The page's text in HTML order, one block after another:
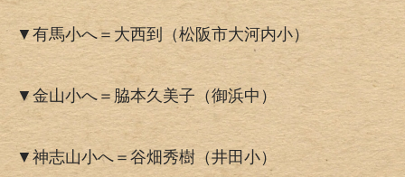
▼有馬小へ＝大西到（松阪市大河内小）
▼金山小へ＝脇本久美子（御浜中）
▼神志山小へ＝谷畑秀樹（井田小）